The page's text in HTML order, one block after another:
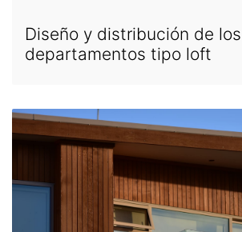
Diseño y distribución de los
departamentos tipo loft